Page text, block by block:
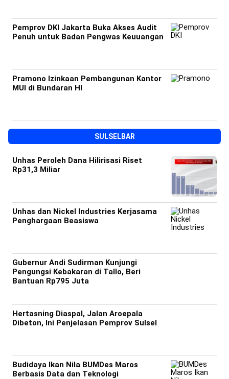
Pemprov DKI Jakarta Buka Akses Audit
Penuh untuk Badan Pengwas Keuuangan
Pramono Izinkaan Pembangunan Kantor
MUI di Bundaran HI
SULSELBAR
Unhas Peroleh Dana Hilirisasi Riset
Rp31,3 Miliar
Unhas dan Nickel Industries Kerjasama
Penghargaan Beasiswa
Gubernur Andi Sudirman Kunjungi
Pengungsi Kebakaran di Tallo, Beri
Bantuan Rp795 Juta
Hertasning Diaspal, Jalan Aroepala
Dibeton, Ini Penjelasan Pemprov Sulsel
Budidaya Ikan Nila BUMDes Maros
Berbasis Data dan Teknologi